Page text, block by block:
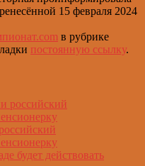
15 февраля 2024
в рубрике
постоянную ссылку.